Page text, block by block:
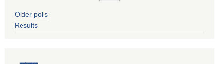
Older polls
Results